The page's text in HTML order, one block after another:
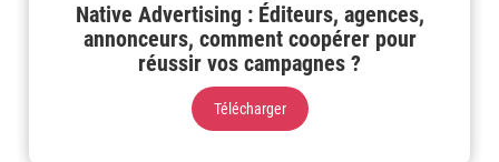
Native Advertising : Éditeurs, agences,
annonceurs, comment coopérer pour
réussir vos campagnes ?
Télécharger